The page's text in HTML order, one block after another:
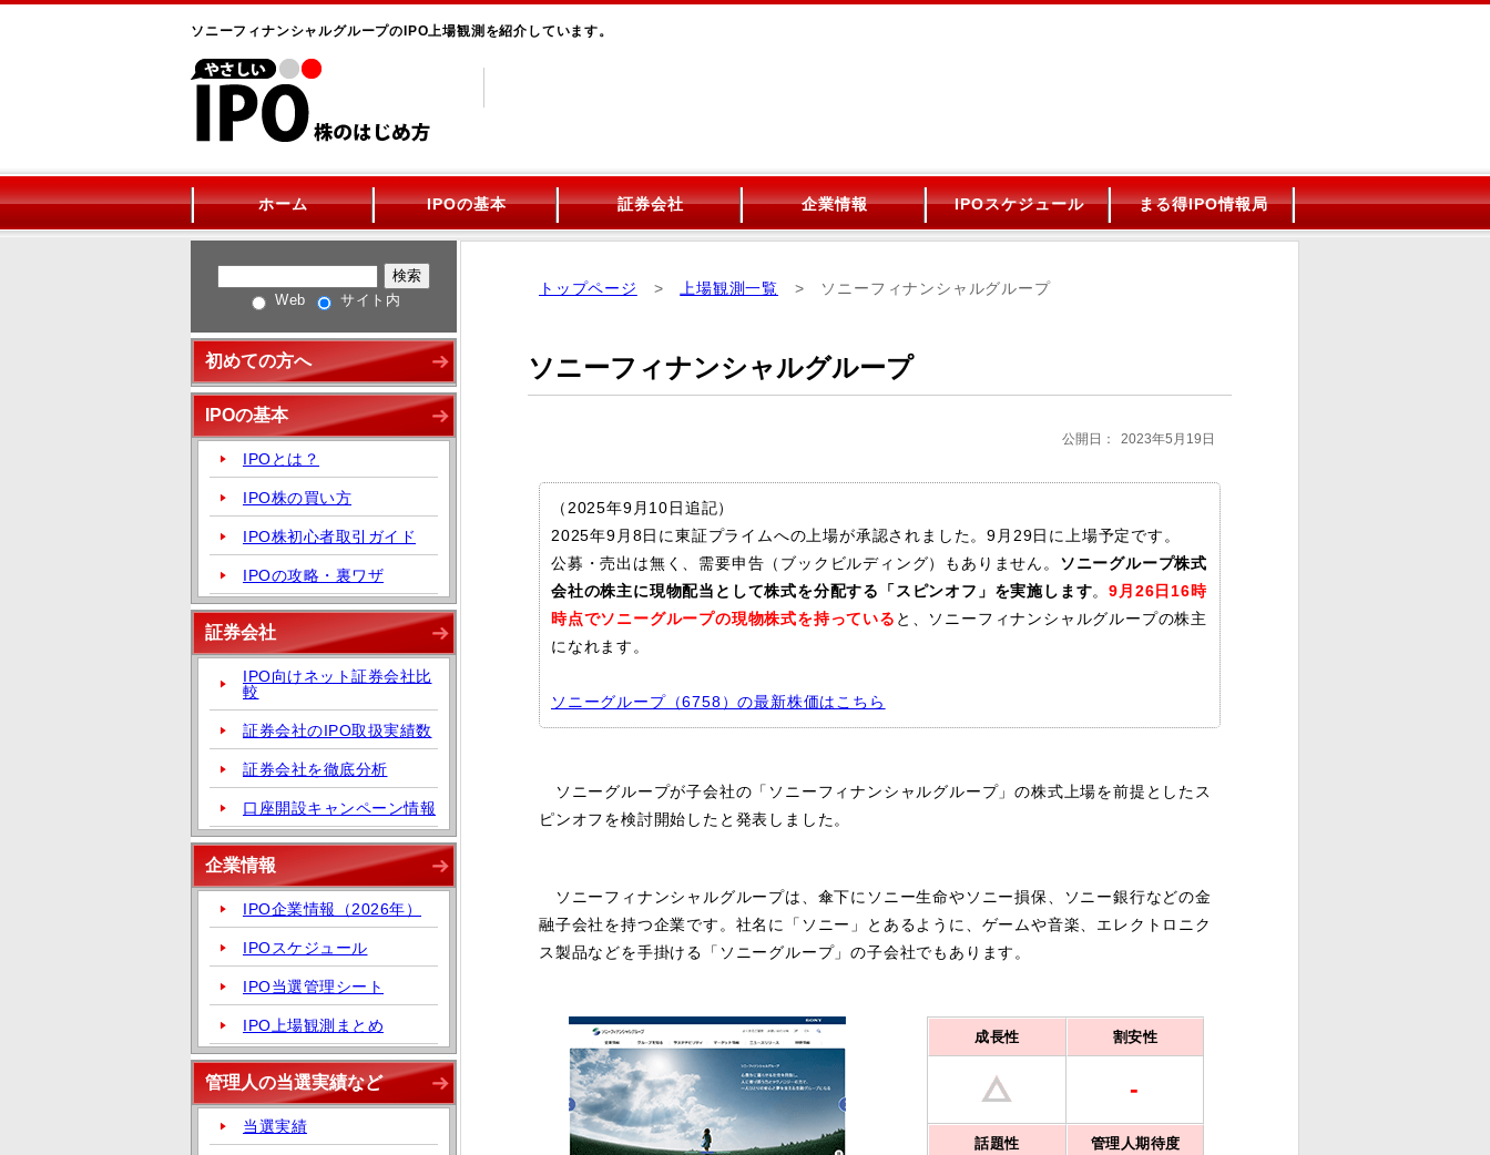
ソニーフィナンシャルグループのIPO上場観測を紹介しています。
ホーム IPOの基本 証券会社 企業情報 IPOスケジュール まる得IPO情報局
Web サイト内
初めての方へ
IPOの基本
IPOとは？
IPO株の買い方
IPO株初心者取引ガイド
IPOの攻略・裏ワザ
証券会社
IPO向けネット証券会社比
較
証券会社のIPO取扱実績数
証券会社を徹底分析
口座開設キャンペーン情報
企業情報
IPO企業情報（2026年）
IPOスケジュール
IPO当選管理シート
IPO上場観測まとめ
管理人の当選実績など
当選実績
トップページ >上場観測一覧 > ソニーフィナンシャルグループ
ソニーフィナンシャルグループ
公開日： 2023年5月19日
（2025年9月10日追記）
2025年9月8日に東証プライムへの上場が承認されました。9月29日に上場予定です。
公募・売出は無く、需要申告（ブックビルディング）もありません。 ソニーグループ株式
会社の株主に現物配当として株式を分配する「スピンオフ」を実施します。9月26日16時
時点でソニーグループの現物株式を持っている と、ソニーフィナンシャルグループの株主
になれます。
ソニーグループ（6758）の最新株価はこちら
ソニーグループが子会社の「ソニーフィナンシャルグループ」の株式上場を前提としたス
ピンオフを検討開始したと発表しました。
ソニーフィナンシャルグループは、傘下にソニー生命やソニー損保、ソニー銀行などの金
融子会社を持つ企業です。社名に「ソニー」とあるように、ゲームや音楽、エレクトロニク
ス製品などを手掛ける「ソニーグループ」の子会社でもあります。
成長性 割安性
-
話題性 管理人期待度